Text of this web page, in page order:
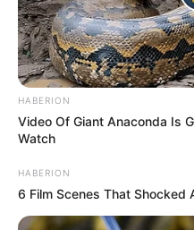
HABERION
Video Of Giant Anaconda Is
Watch
HABERION
6 Film Scenes That Shocked